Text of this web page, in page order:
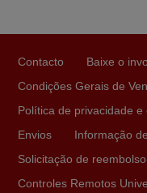
Ótimo produto!! Não
programação.
Contacto Baixe o
Condições Gerais de
Política de privacidade e
Envios
Informação
Solicitação de reembolso
Controles Remotos